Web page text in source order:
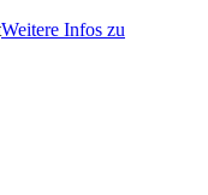
Weitere Infos zu